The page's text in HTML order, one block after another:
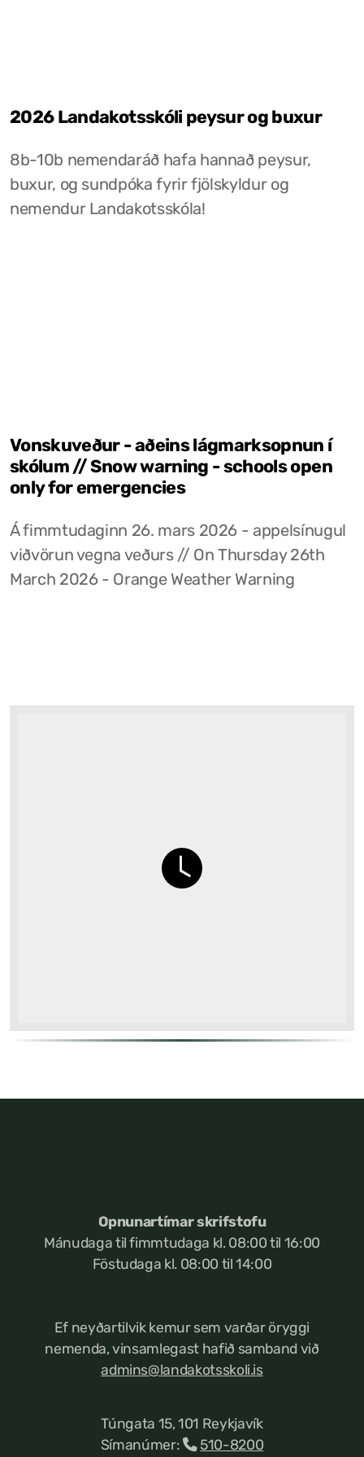
2026 Landakotsskóli peysur og buxur
8b-10b nemendaráð hafa hannað peysur,
buxur, og sundpóka fyrir fjölskyldur og
nemendur Landakotsskóla!
Vonskuveður - aðeins lágmarksopnun í
skólum // Snow warning - schools open
only for emergencies
Á fimmtudaginn 26. mars 2026 - appelsínugul
viðvörun vegna veðurs // On Thursday 26th
March 2026 - Orange Weather Warning
Opnunartímar skrifstofu
Mánudaga til fimmtudaga kl. 08:00 til 16:00
Föstudaga kl. 08:00 til 14:00
Ef neyðartilvik kemur sem varðar öryggi
nemenda, vinsamlegast hafið samband við
admins@landakotsskoli.is
Túngata 15, 101 Reykjavík
Símanúmer:
510-8200